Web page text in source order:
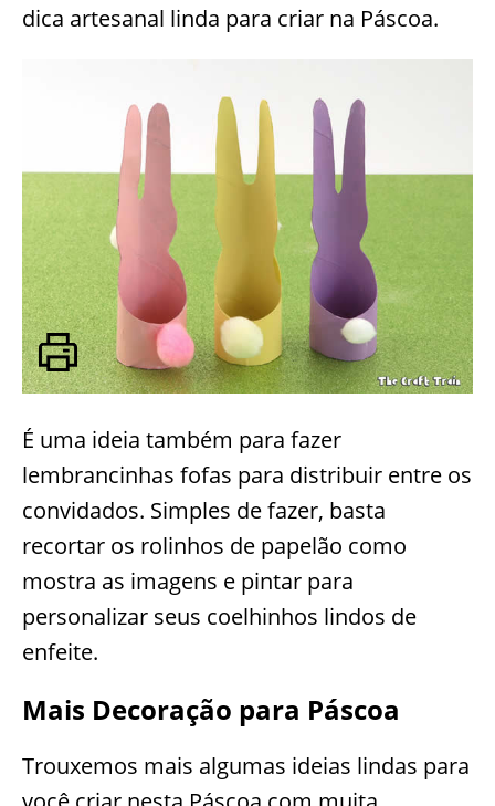
dica artesanal linda para criar na Páscoa.
É uma ideia também para fazer
lembrancinhas fofas para distribuir entre os
convidados. Simples de fazer, basta
recortar os rolinhos de papelão como
mostra as imagens e pintar para
personalizar seus coelhinhos lindos de
enfeite.
Mais Decoração para Páscoa
Trouxemos mais algumas ideias lindas para